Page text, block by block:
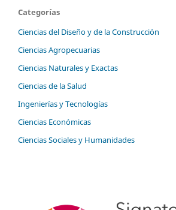
Categorías
Ciencias del Diseño y de la Construcción
Ciencias Agropecuarias
Ciencias Naturales y Exactas
Ciencias de la Salud
Ingenierías y Tecnologías
Ciencias Económicas
Ciencias Sociales y Humanidades